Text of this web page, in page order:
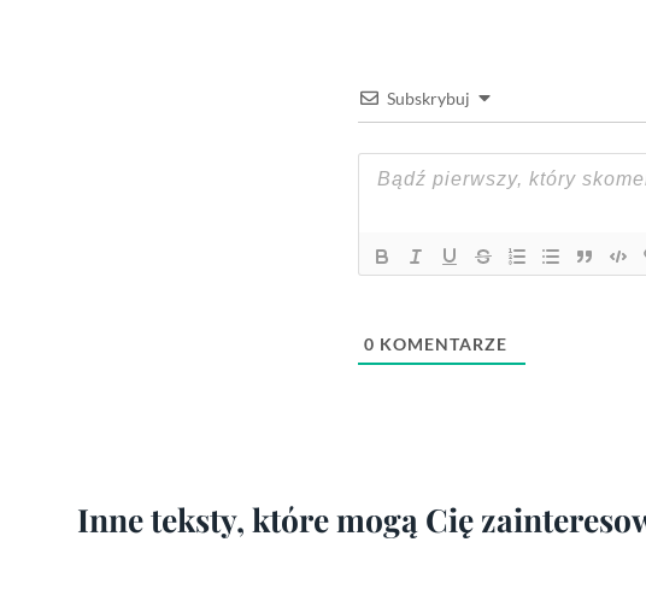
Subskrybuj
0 KOMENTARZE
Inne teksty, które mogą Cię